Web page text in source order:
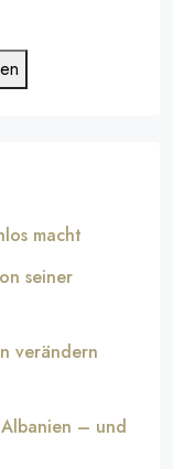
macht
seiner
verändern
– und